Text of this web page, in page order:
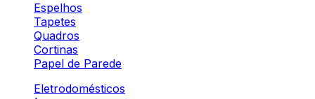
Espelhos
Tapetes
Quadros
Cortinas
Papel de Parede
Eletrodomésticos